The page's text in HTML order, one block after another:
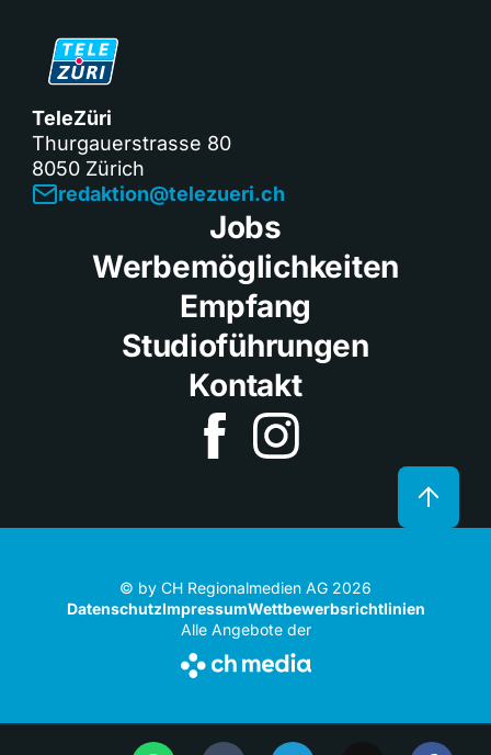
TeleZüri
Thurgauerstrasse 80
8050 Zürich
redaktion@telezueri.ch
Jobs
Werbemöglichkeiten
Empfang
Studioführungen
Kontakt
© by CH Regionalmedien AG 2026
DatenschutzImpressumWettbewerbsrichtlinien
Alle Angebote der